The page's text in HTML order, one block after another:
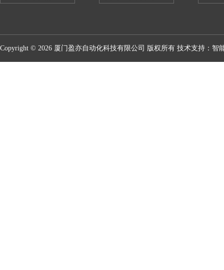
Copyright © 2026 厦门盈亦自动化科技有限公司 版权所有 技术支持： 智